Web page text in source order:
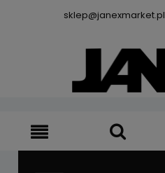
sklep@janexmarket.pl